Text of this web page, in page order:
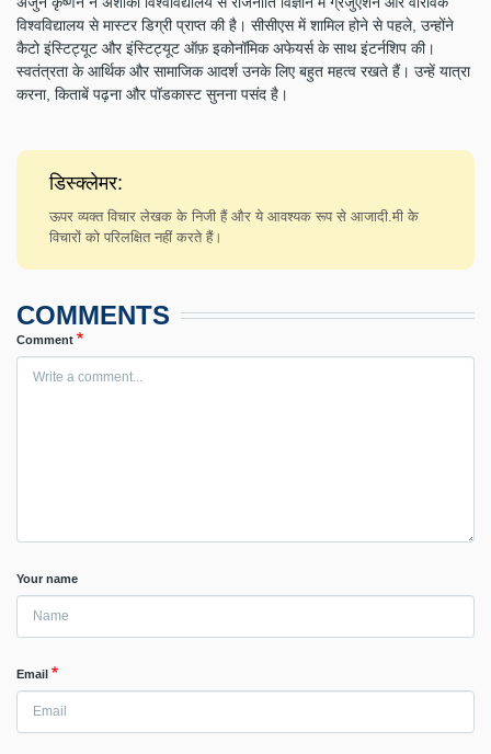
विश्वविद्यालय से मास्टर डिग्री प्राप्त की है। सीसीएस में शामिल होने से पहले, उन्होंने
कैटो इंस्टिट्यूट और इंस्टिट्यूट ऑफ़ इकोनॉमिक अफेयर्स के साथ इंटर्नशिप की।
स्वतंत्रता के आर्थिक और सामाजिक आदर्श उनके लिए बहुत महत्व रखते हैं। उन्हें यात्रा
करना, किताबें पढ़ना और पॉडकास्ट सुनना पसंद है।
डिस्क्लेमर:
ऊपर व्यक्त विचार लेखक के निजी हैं और ये आवश्यक रूप से आजादी.मी के
विचारों को परिलक्षित नहीं करते हैं।
COMMENTS
Comment
Your name
Email